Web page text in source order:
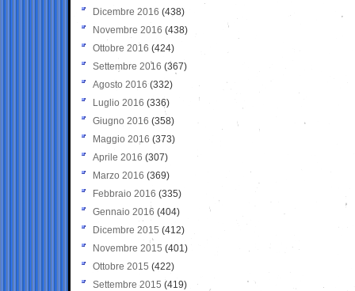
Dicembre 2016 (438)
Novembre 2016 (438)
Ottobre 2016 (424)
Settembre 2016 (367)
Agosto 2016 (332)
Luglio 2016 (336)
Giugno 2016 (358)
Maggio 2016 (373)
Aprile 2016 (307)
Marzo 2016 (369)
Febbraio 2016 (335)
Gennaio 2016 (404)
Dicembre 2015 (412)
Novembre 2015 (401)
Ottobre 2015 (422)
Settembre 2015 (419)